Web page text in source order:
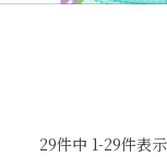
29件中 1-29件表示